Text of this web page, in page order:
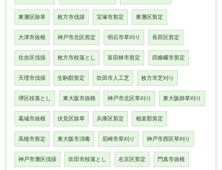
東灘区除草 枚方市伐採 宝塚市剪定 東灘区剪定
大津市抜根 神戸市北区剪定 明石市草刈り 長田区剪定
住吉区伐採 枚方市枝落とし 富田林市剪定 四條畷市剪定
天理市伐採 生駒郡剪定 吹田市人工芝 枚方市芝刈り
堺区枝落とし 東大阪市抜根 神戸市北区草刈り 東大阪師草刈り
葛城市抜根 伏見区除草 兵庫区剪定 相楽郡剪定
高槻市剪定 東大阪市消毒 尼崎市草刈り 神戸市西区草刈り
神戸市灘区伐採 吹田市枝落とし 右京区剪定 門真市抜根